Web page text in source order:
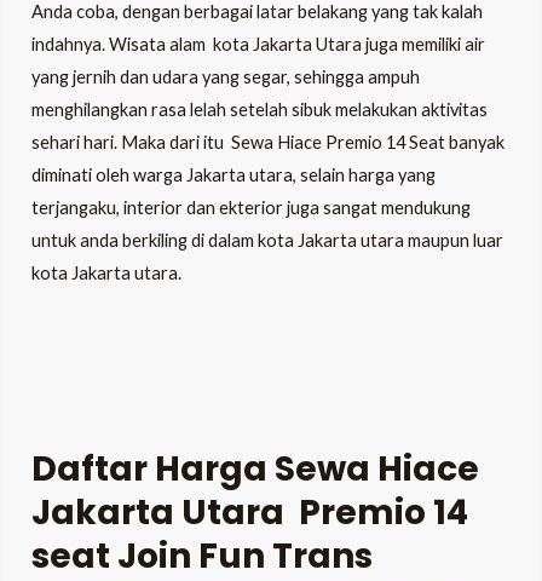
Anda coba, dengan berbagai latar belakang yang tak kalah
indahnya. Wisata alam kota Jakarta Utara juga memiliki air
yang jernih dan udara yang segar, sehingga ampuh
menghilangkan rasa lelah setelah sibuk melakukan aktivitas
sehari hari. Maka dari itu Sewa Hiace Premio 14 Seatbanyak
diminati oleh warga Jakarta utara, selain harga yang
terjangaku, interior dan ekterior juga sangat mendukung
untuk anda berkiling di dalam kota Jakarta utara maupun luar
kota Jakarta utara.
Daftar Harga Sewa Hiace
Jakarta Utara Premio 14
seat Join Fun Trans